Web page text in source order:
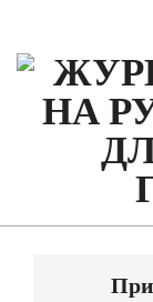
content